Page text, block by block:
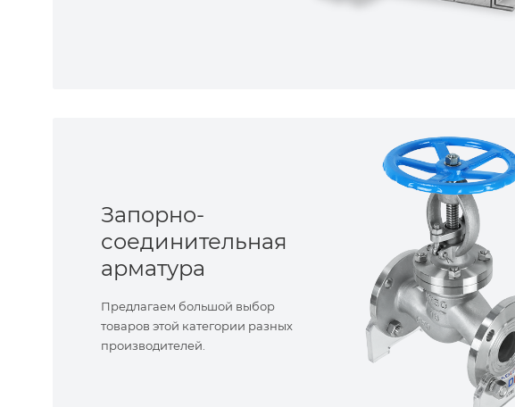
Запорно-
соединительная
арматура
Предлагаем большой выбор
товаров этой категории разных
производителей.